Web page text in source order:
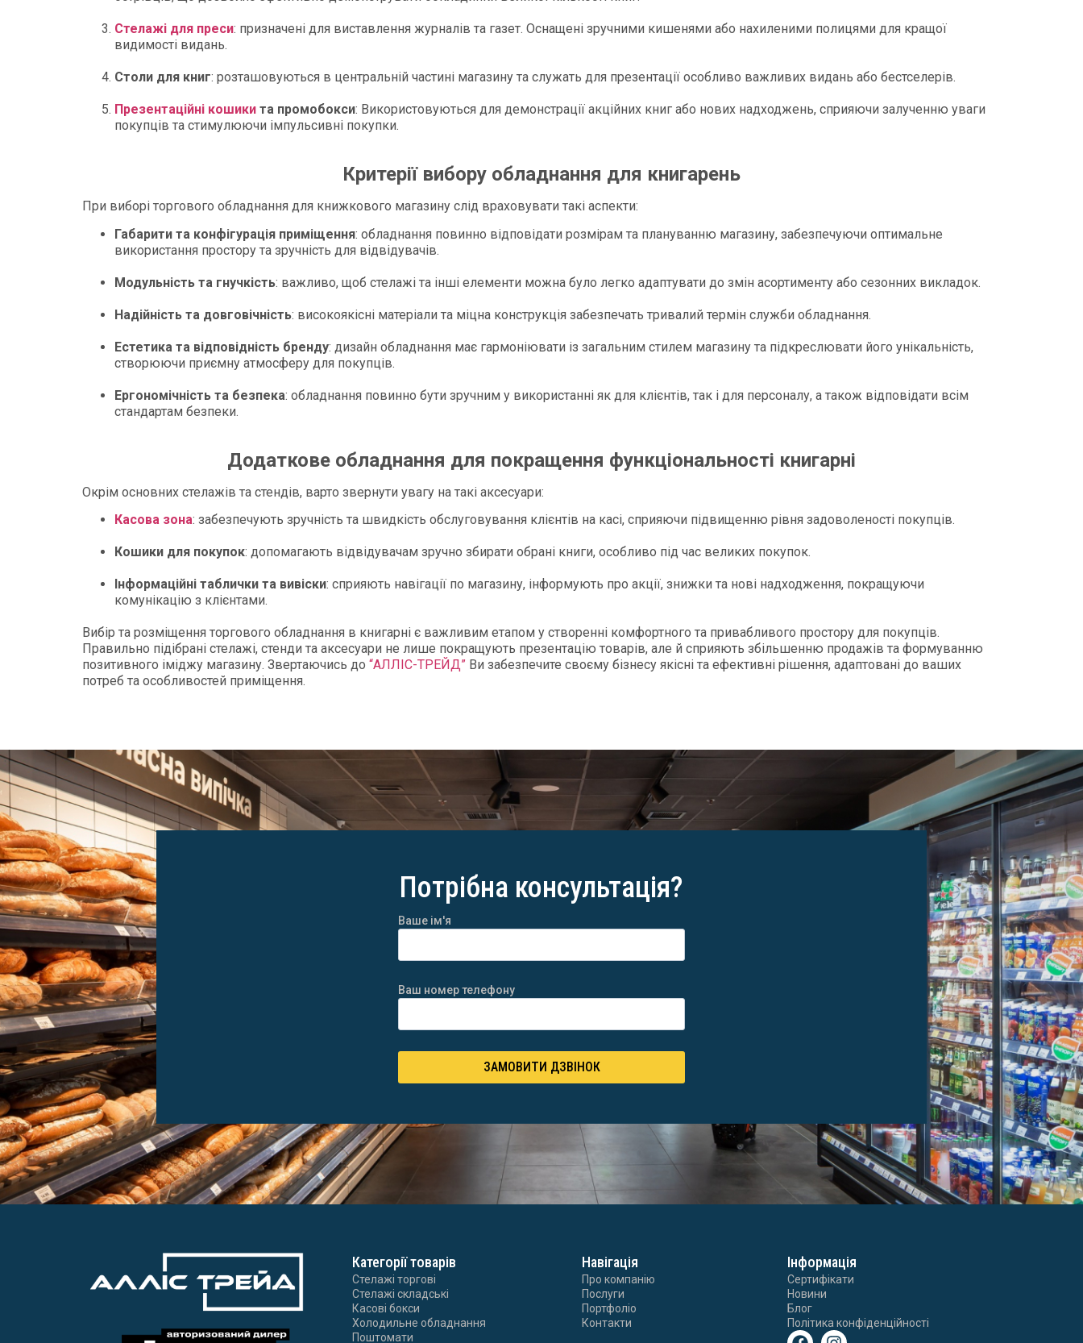
Стелажі для преси: призначені для виставлення журналів та газет. Оснащені зручними кишенями або нахиленими полицями для кращої
видимості видань.​
Столи для книг: розташовуються в центральній частині магазину та служать для презентації особливо важливих видань або бестселерів.​
Презентаційні кошики та промобокси: Використовуються для демонстрації акційних книг або нових надходжень, сприяючи залученню уваги
покупців та стимулюючи імпульсивні покупки.​
Критерії вибору обладнання для книгарень
При виборі торгового обладнання для книжкового магазину слід враховувати такі аспекти:
Габарити та конфігурація приміщення: обладнання повинно відповідати розмірам та плануванню магазину, забезпечуючи оптимальне
використання простору та зручність для відвідувачів.​
Модульність та гнучкість: важливо, щоб стелажі та інші елементи можна було легко адаптувати до змін асортименту або сезонних викладок.
Надійність та довговічність: високоякісні матеріали та міцна конструкція забезпечать тривалий термін служби обладнання.
Естетика та відповідність бренду: дизайн обладнання має гармоніювати із загальним стилем магазину та підкреслювати його унікальність,
створюючи приємну атмосферу для покупців.​
Ергономічність та безпека: обладнання повинно бути зручним у використанні як для клієнтів, так і для персоналу, а також відповідати всім
стандартам безпеки.​
Додаткове обладнання для покращення функціональності книгарні
Окрім основних стелажів та стендів, варто звернути увагу на такі аксесуари:
Касова зона: забезпечують зручність та швидкість обслуговування клієнтів на касі, сприяючи підвищенню рівня задоволеності покупців.​
Кошики для покупок: допомагають відвідувачам зручно збирати обрані книги, особливо під час великих покупок.​
Інформаційні таблички та вивіски: сприяють навігації по магазину, інформують про акції, знижки та нові надходження, покращуючи
комунікацію з клієнтами.​
Вибір та розміщення торгового обладнання в книгарні є важливим етапом у створенні комфортного та привабливого простору для покупців.
Правильно підібрані стелажі, стенди та аксесуари не лише покращують презентацію товарів, але й сприяють збільшенню продажів та формуванню
позитивного іміджу магазину. Звертаючись до “АЛЛІС-ТРЕЙД” Ви забезпечите своєму бізнесу якісні та ефективні рішення, адаптовані до ваших
потреб та особливостей приміщення.​
Потрібна консультація?
Ваше ім'я
Ваш номер телефону
ЗАМОВИТИ ДЗВІНОК
Категорії товарів
Стелажі торгові
Стелажі складські
Касові бокси
Холодильне обладнання
Поштомати
Навігація
Про компанію
Послуги
Портфоліо
Контакти
Інформація
Сертифікати
Новини
Блог
Політика конфіденційності